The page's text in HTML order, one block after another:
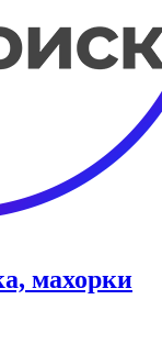
махорки